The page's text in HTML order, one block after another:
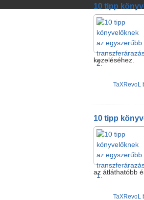
10 tipp
kezeléséhez.
TaXRevoL
10 tipp
az átláthatóbb
TaXRevoL